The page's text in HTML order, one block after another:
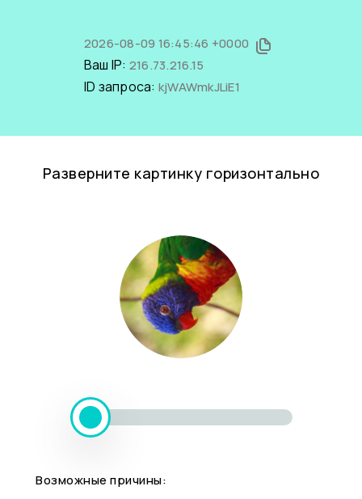
2026-08-09 16:45:46 +0000
Ваш IP: 216.73.216.15
ID запроса: kjWAWmkJLiE1
Разверните картинку горизонтально
Возможные причины: